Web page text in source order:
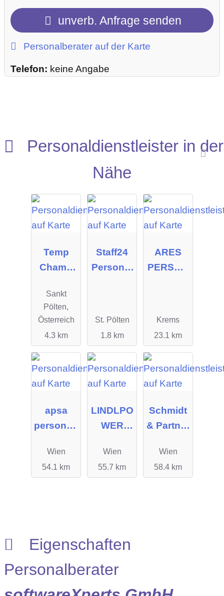
unverb. Anfrage senden
Personalberater auf der Karte
Telefon: keine Angabe
Personaldienstleister in der
Nähe
Temp
Champ
Sankt
Pölten,
Österreich
4.3 km
Staff24
Personal
St. Pölten
1.8 km
ARES
PERSON
Krems
23.1 km
apsa
personne
concepts
gmbh
Wien
54.1 km
LINDLPO
WER
manage
ment
Wien
55.7 km
Schmidt
& Partner
und
Recruitin
Wien
58.4 km
Eigenschaften
Personalberater